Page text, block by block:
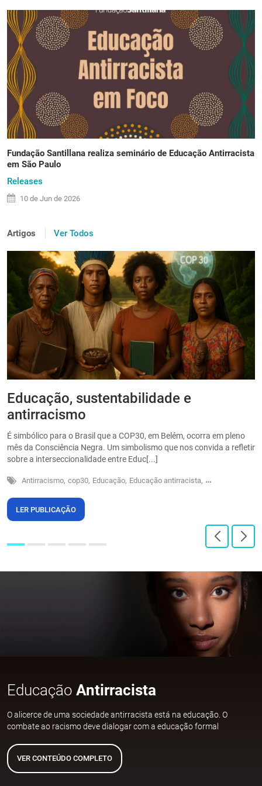
Fundação Santillana realiza seminário de Educação Antirracista
em São Paulo
Releases
10 de Jun de 2026
Artigos Ver Todos
Educação, sustentabilidade e
antirracismo
É simbólico para o Brasil que a COP30, em Belém, ocorra em pleno
mês da Consciência Negra. Um simbolismo que nos convida a refletir
sobre a interseccionalidade entre Educ[...]
Antirracismo, cop30, Educação, Educação antirracista, Sustentabilidade
LER PUBLICAÇÃO
Educação Antirracista
O alicerce de uma sociedade antirracista está na educação. O
combate ao racismo deve dialogar com a educação formal
VER CONTEÚDO COMPLETO